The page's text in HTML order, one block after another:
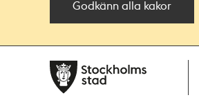
Godkänn alla kakor
navigationen
huvudinnehållet